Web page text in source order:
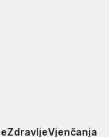
ZdravljeVjenčanja